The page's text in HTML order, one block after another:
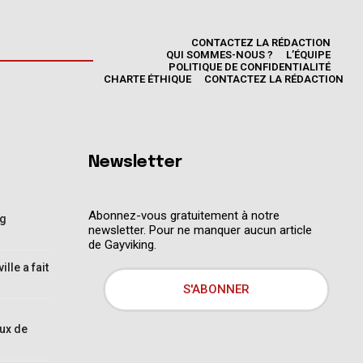
CONTACTEZ LA RÉDACTION
QUI SOMMES-NOUS ?
L’ÉQUIPE
POLITIQUE DE CONFIDENTIALITÉ
CHARTE ÉTHIQUE
CONTACTEZ LA RÉDACTION
a fait
de
Newsletter
Abonnez-vous gratuitement à notre
newsletter. Pour ne manquer aucun article
de Gayviking.
S'ABONNER